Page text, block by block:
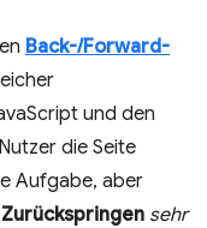
Back-/Forward-
und den
die Seite
Aufgabe, aber
sehr